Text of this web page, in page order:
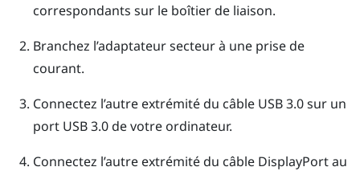
correspondants sur le boîtier de liaison.
Branchez l’adaptateur secteur à une prise de
courant.
Connectez l’autre extrémité du câble USB 3.0 sur un
port USB 3.0 de votre ordinateur.
Connectez l’autre extrémité du câble DisplayPortau